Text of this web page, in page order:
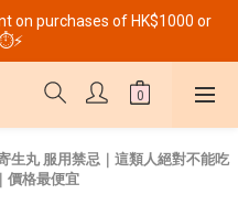
on purchases of HK$1000 or
生丸 服用禁忌｜這類人絕對不能吃
價格最便宜